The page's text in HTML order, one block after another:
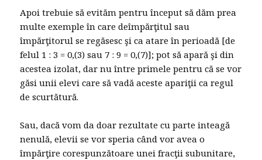
Apoi trebuie să evităm pentru început să dăm prea
multe exemple în care deîmpărţitul sau
împărţitorul se regăsesc şi ca atare în perioadă [de
felul 1 : 3 = 0,(3) sau 7 : 9 = 0,(7)]; pot să apară şi din
acestea izolat, dar nu între primele pentru că se vor
găsi unii elevi care să vadă aceste apariţii ca regul
de scurtătură.
Sau, dacă vom da doar rezultate cu parte inteagă
nenulă, elevii se vor speria când vor avea o
împărţire corespunzătoare unei fracţii subunitare,